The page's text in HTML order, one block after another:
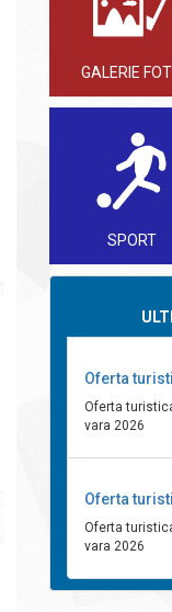
GALERIE
SPORT
Oferta
Oferta
vara 2026
Oferta
Oferta
vara 2026